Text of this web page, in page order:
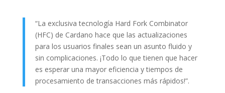
“La exclusiva tecnología Hard Fork Combinator
(HFC) de Cardano hace que las actualizaciones
para los usuarios finales sean un asunto fluido y
sin complicaciones. ¡Todo lo que tienen que hacer
es esperar una mayor eficiencia y tiempos de
procesamiento de transacciones más rápidos!”.